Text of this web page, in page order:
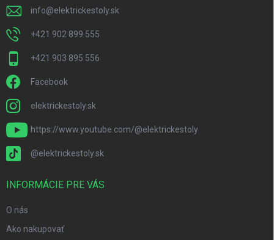
info@elektrickestoly.sk
+421 902 899 555
+421 903 895 556
Facebook
elektrickestoly.sk
https://www.youtube.com/@elektrickestoly
@elektrickestoly.sk
INFORMÁCIE PRE VÁS
O nás
Ako nakupovať